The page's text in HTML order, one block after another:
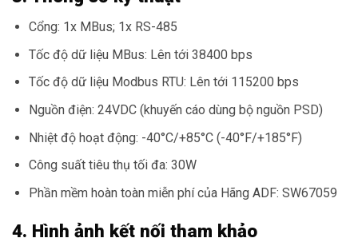
Cổng: 1x MBus; 1x RS-485
Tốc độ dữ liệu MBus: Lên tới 38400 bps
Tốc độ dữ liệu Modbus RTU: Lên tới 115200 bps
Nguồn điện: 24VDC (khuyến cáo dùng bộ nguồn PSD)
Nhiệt độ hoạt động: -40°C/+85°C (-40°F/+185°F)
Công suất tiêu thụ tối đa: 30W
Phần mềm hoàn toàn miễn phí của Hãng ADF: SW67059
4. Hình ảnh kết nối tham khảo